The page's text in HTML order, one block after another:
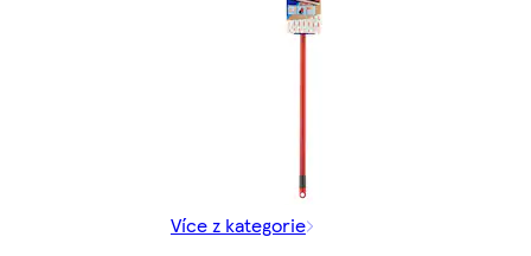
Více z kategorie